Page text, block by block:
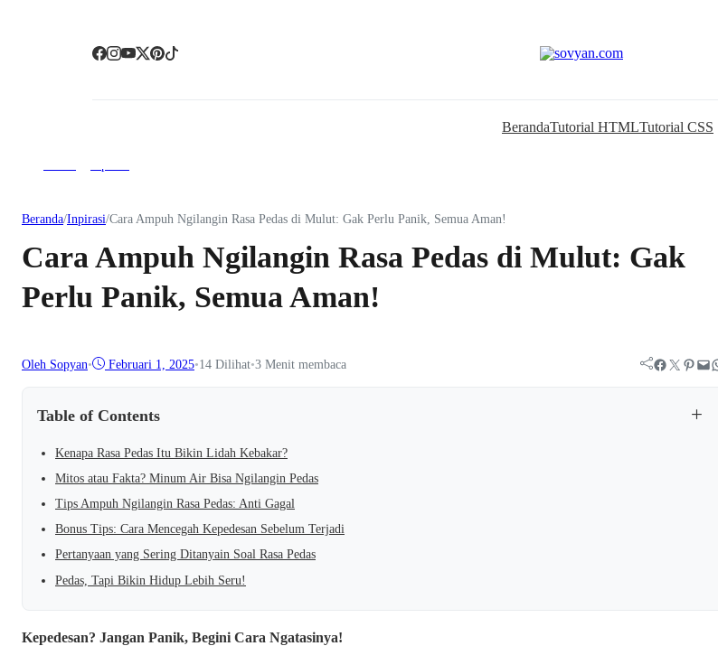
BerandaTutorial HTMLTutorial CSS
Beranda/Inpirasi/Cara Ampuh Ngilangin Rasa Pedas di Mulut: Gak Perlu Panik, Semua Aman!
Cara Ampuh Ngilangin Rasa Pedas di Mulut: Gak
Perlu Panik, Semua Aman!
Oleh Sopyan• Februari 1, 2025•14 Dilihat•3 Menit membaca Facebook Twitter Pinterest Mail WhatsApp
Table of Contents +
Kenapa Rasa Pedas Itu Bikin Lidah Kebakar?
Mitos atau Fakta? Minum Air Bisa Ngilangin Pedas
Tips Ampuh Ngilangin Rasa Pedas: Anti Gagal
Bonus Tips: Cara Mencegah Kepedesan Sebelum Terjadi
Pertanyaan yang Sering Ditanyain Soal Rasa Pedas
Pedas, Tapi Bikin Hidup Lebih Seru!
Kepedesan? Jangan Panik, Begini Cara Ngatasinya!